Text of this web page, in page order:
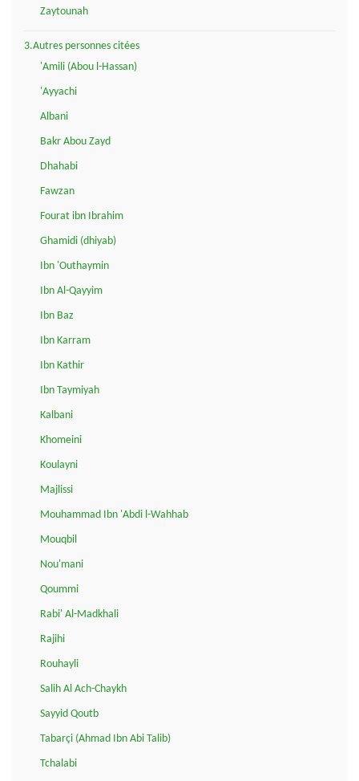
Zaytounah
3.Autres personnes citées
'Amili (Abou l-Hassan)
'Ayyachi
Albani
Bakr Abou Zayd
Dhahabi
Fawzan
Fourat ibn Ibrahim
Ghamidi (dhiyab)
Ibn 'Outhaymin
Ibn Al-Qayyim
Ibn Baz
Ibn Karram
Ibn Kathir
Ibn Taymiyah
Kalbani
Khomeini
Koulayni
Majlissi
Mouhammad Ibn 'Abdi l-Wahhab
Mouqbil
Nou'mani
Qoummi
Rabi' Al-Madkhali
Rajihi
Rouhayli
Salih Al Ach-Chaykh
Sayyid Qoutb
Tabarçi (Ahmad Ibn Abi Talib)
Tchalabi